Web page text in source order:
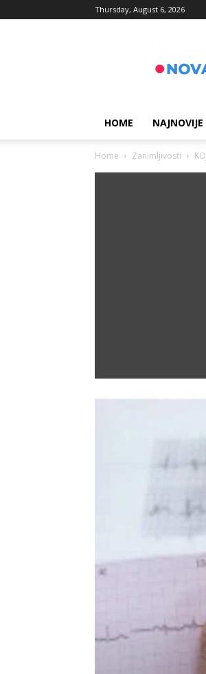
Thursday, August 6, 2026
HOME NAJNOVIJE
Home Zanimljivosti